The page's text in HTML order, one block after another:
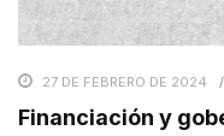
27 DE FEBRERO DE 2024
Financiación y